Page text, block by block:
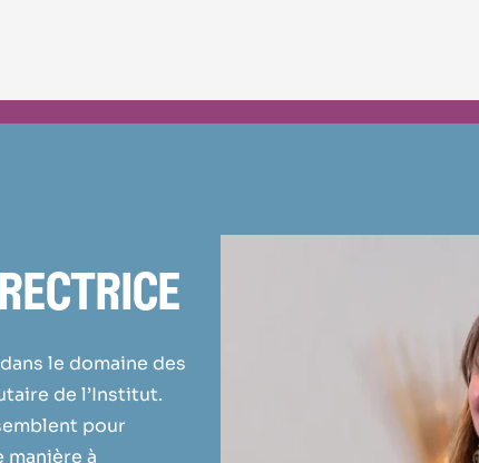
le domaine des
de l’Institut.
pour
manière à